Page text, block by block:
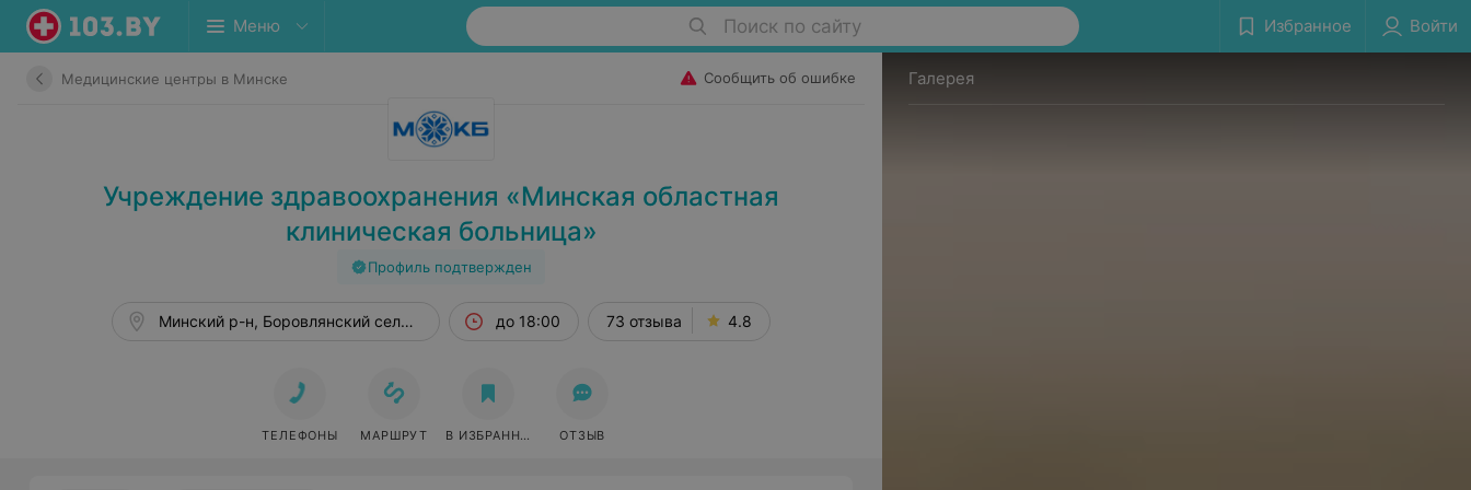
Меню Поиск по сайту Избранное Войти
Медицинские центры в Минске Сообщить об ошибке
Учреждение здравоохранения «Минская областная
клиническая больница»
Профиль подтвержден
Минский р-н, Боровлянский сельсовет, 201 до 18:00 73 отзыва 4.8
ТЕЛЕФОНЫ МАРШРУТ В ИЗБРАННОЕ ОТЗЫВ
Галерея